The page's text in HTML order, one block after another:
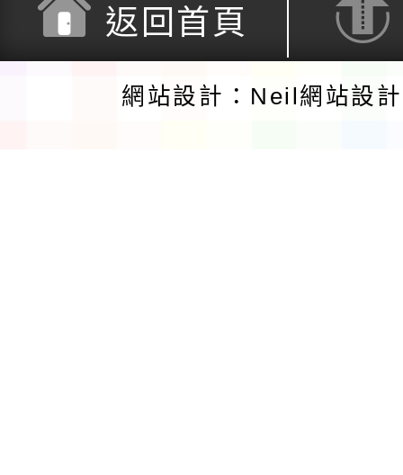
返回首頁
網站設計：Neil網站設